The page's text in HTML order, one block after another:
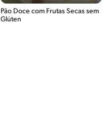
Pão Doce com Frutas Secas sem
Glúten